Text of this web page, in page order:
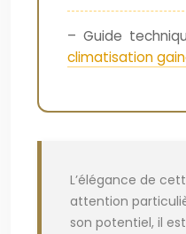
– Guide
climatisation
L’élégance de
attention
son potentiel, il